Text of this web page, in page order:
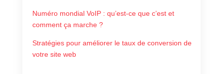
Numéro mondial VoIP : qu’est-ce que c’est et
comment ça marche ?
Stratégies pour améliorer le taux de conversion de
votre site web